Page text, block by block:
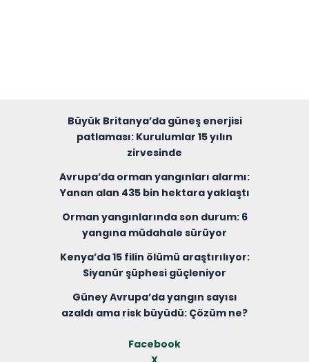
Büyük Britanya’da güneş enerjisi
patlaması: Kurulumlar 15 yılın
zirvesinde
Avrupa’da orman yangınları alarmı:
Yanan alan 435 bin hektara yaklaştı
Orman yangınlarında son durum: 6
yangına müdahale sürüyor
Kenya’da 15 filin ölümü araştırılıyor:
Siyanür şüphesi güçleniyor
Güney Avrupa’da yangın sayısı
azaldı ama risk büyüdü: Çözüm ne?
Facebook